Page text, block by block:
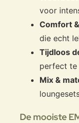
voor
Comfort
die echt
Tijdloos
perfect te
Mix &
De mooiste